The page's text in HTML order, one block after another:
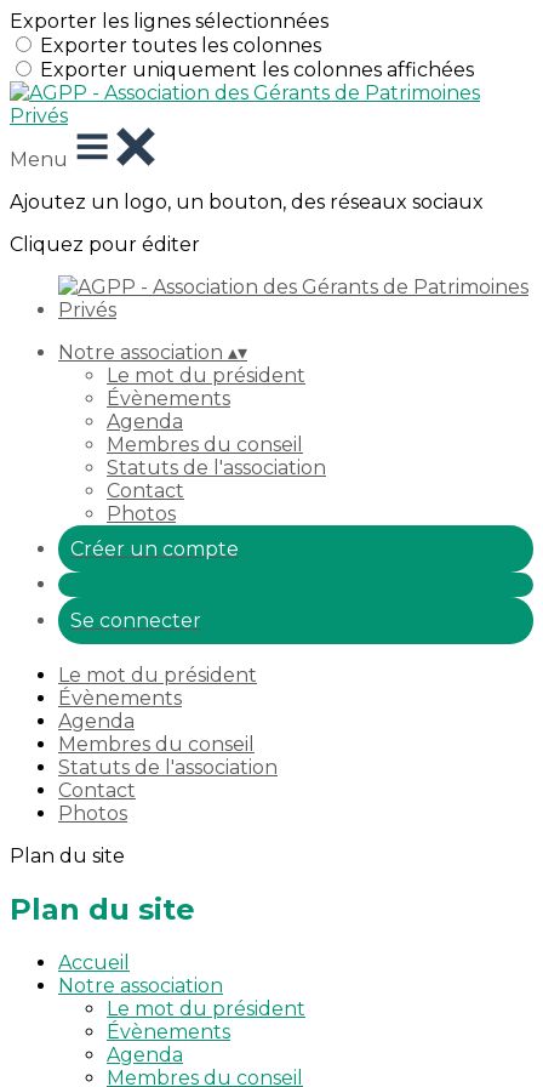
Exporter les lignes sélectionnées
Exporter toutes les colonnes
Exporter uniquement les colonnes affichées
Menu
Ajoutez un logo, un bouton, des réseaux sociaux
Cliquez pour éditer
Notre association ▴▾
Le mot du président
Évènements
Agenda
Membres du conseil
Statuts de l'association
Contact
Photos
Créer un compte
Se connecter
Le mot du président
Évènements
Agenda
Membres du conseil
Statuts de l'association
Contact
Photos
Plan du site
Plan du site
Accueil
Notre association
Le mot du président
Évènements
Agenda
Membres du conseil